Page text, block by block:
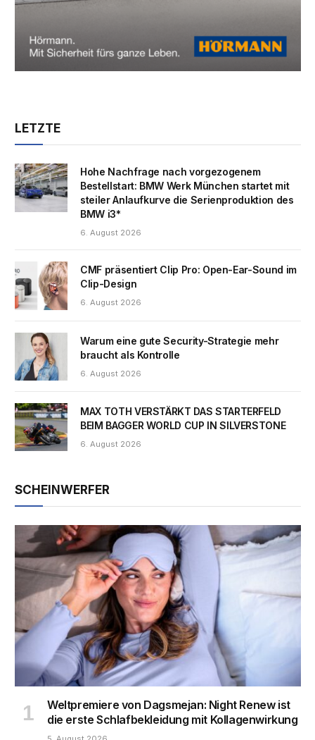
LETZTE
Hohe Nachfrage nach vorgezogenem
Bestellstart: BMW Werk München startet mit
steiler Anlaufkurve die Serienproduktion des
BMW i3*
6. August 2026
CMF präsentiert Clip Pro: Open-Ear-Sound im
Clip-Design
6. August 2026
Warum eine gute Security-Strategie mehr
braucht als Kontrolle
6. August 2026
MAX TOTH VERSTÄRKT DAS STARTERFELD
BEIM BAGGER WORLD CUP IN SILVERSTONE
6. August 2026
SCHEINWERFER
Weltpremiere von Dagsmejan: Night Renew ist
die erste Schlafbekleidung mit Kollagenwirkung